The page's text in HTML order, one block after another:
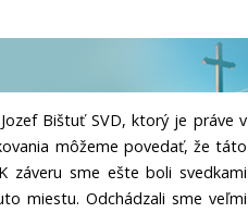
Bištuť SVD, ktorý je práve v
môžeme povedať, že táto
záveru sme ešte boli svedkami
miestu. Odchádzali sme veľmi